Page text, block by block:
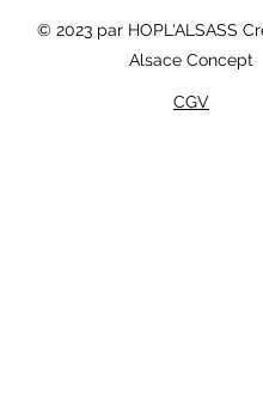
© 2023 par HOPL'ALSASS
Alsace Concept
CGV